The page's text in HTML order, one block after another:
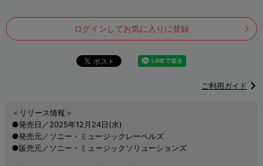
ログインしてお気に入りに登録
ご利用ガイド
＜リリース情報＞
●発売日／2025年12月24日(水)
●発売元／ソニー・ミュージックレーベルズ
●販売元／ソニー・ミュージックソリューションズ